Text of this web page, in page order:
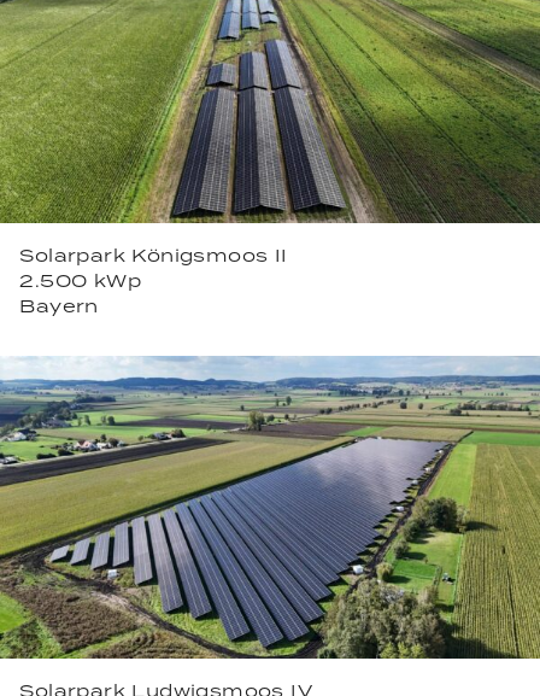
Solarpark Königsmoos II
2.500 kWp
Bayern
Solarpark Ludwigsmoos IV